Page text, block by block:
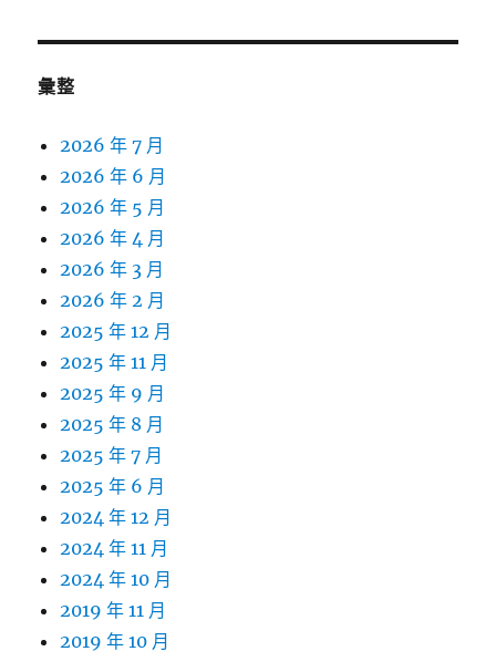
彙整
2026 年 7 月
2026 年 6 月
2026 年 5 月
2026 年 4 月
2026 年 3 月
2026 年 2 月
2025 年 12 月
2025 年 11 月
2025 年 9 月
2025 年 8 月
2025 年 7 月
2025 年 6 月
2024 年 12 月
2024 年 11 月
2024 年 10 月
2019 年 11 月
2019 年 10 月